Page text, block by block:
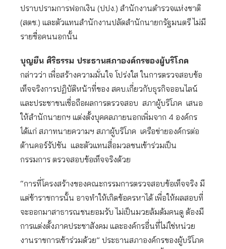
ปราบปรามการฟอกเงิน (ปปง.) สำนักงานตำรวจแห่งชาติ
(สตช.) และตัวแทนสำนักงานปลัดสำนักนายกรัฐมนตรี ไม่มี
รายชื่อคนนอกนั้น
บุญยืน ศิริธรรม ประธานสภาองค์กรของผู้บริโภค
กล่าวว่า เพื่อสร้างความมั่นใจ โปร่งใส ในการตรวจสอบข้อ
เท็จจริงการปฏิบัติหน้าที่ของ สคบ.เกี่ยวกับธุรกิจออนไลน์
และประชาชนเชื่อถือผลการตรวจสอบ สภาผู้บริโภค เสนอ
ให้สำนักนายกฯ แต่งตั้งบุคคลภายนอกเพิ่มจาก 4 องค์กร
ได้แก่ สภาทนายความฯ สภาผู้บริโภค เครือข่ายองค์กรต่อ
ต้านคอร์รัปชัน และตัวแทนสื่อมวลชนเข้าร่วมเป็น
กรรมการ ตรวจสอบข้อเท็จจริงด้วย
“การที่โครงสร้างของคณะกรรมการตรวจสอบข้อเท็จจริง มี
แต่ข้าราชการนั้น อาจทำให้เกิดข้อครหาได้ เพื่อให้ผลสอบที่
จะออกมาสาธารณชนยอมรับ ไม่เป็นมวยล้มต้มคนดู ต้องมี
การแต่งตั้งภาคประชาสังคม และองค์กรอื่นที่ไม่ใช่หน่วย
งานราชการเข้าร่วมด้วย” ประธานสภาองค์กรของผู้บริโภค